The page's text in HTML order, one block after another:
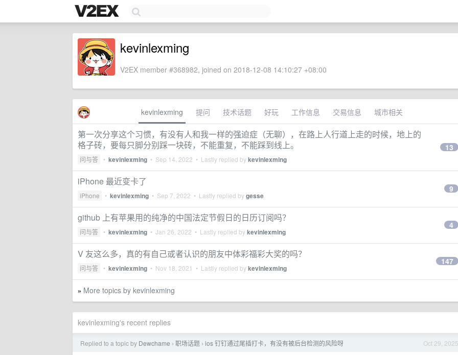
kevinlexming
V2EX member #368982, joined on 2018-12-08 14:10:27 +08:00
kevinlexming 提问 技术话题 好玩 工作信息 交易信息 城市相关
第一次分享这个习惯，有没有人和我一样的强迫症（无聊），在路上人行道上走的时候，地上的
格子砖，要每只脚分别踩一块砖，不能重复，不能踩到线上。
问与答 • kevinlexming • Sep 14, 2022 • Lastly replied bykevinlexming
13
iPhone 最近变卡了
iPhone • kevinlexming • Sep 7, 2022 • Lastly replied bygesse
9
github 上有苹果用的纯净的中国法定节假日的日历订阅吗？
问与答 • kevinlexming • Jan 26, 2022 • Lastly replied bykevinlexming
4
V 友这么多，真的有自己或者认识的朋友中体彩福彩大奖的吗？
问与答 • kevinlexming • Nov 18, 2021 • Lastly replied bykevinlexming
147
» More topics by kevinlexming
kevinlexming's recent replies
Oct 29, 2025
Replied to a topic by Dewchame › 职场话题 › ios 钉钉通过尾插打卡，有没有被后台检测的风险呀